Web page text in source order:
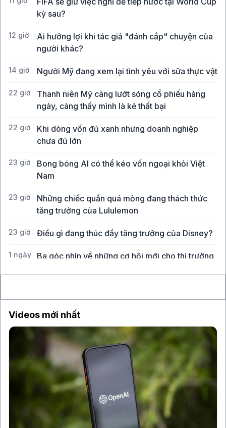
kỳ sau?
12 giờ
Ai hưởng lợi khi tác giả "đánh cắp" chuyện của
người khác?
14 giờ Người Mỹ đang xem lại tình yêu với sữa thực vật
22 giờ
Thanh niên Mỹ càng lướt sóng cổ phiếu hàng
ngày, càng thấy mình là kẻ thất bại
22 giờ
Khi dòng vốn đủ xanh nhưng doanh nghiệp
chưa đủ lớn
23 giờ
Bong bóng AI có thể kéo vốn ngoại khỏi Việt
Nam
23 giờ
Những chiếc quần quá mỏng đang thách thức
tăng trưởng của Lululemon
23 giờ Điều gì đang thúc đẩy tăng trưởng của Disney?
1 ngày
Ba góc nhìn về những cơ hội mới cho thị trường
Videos mới nhất